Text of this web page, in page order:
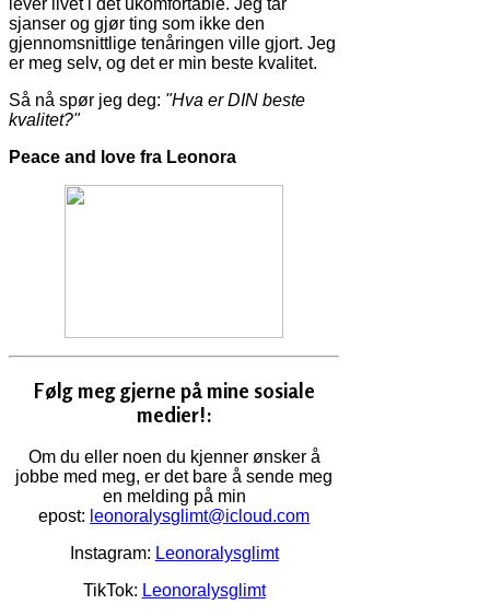
lever livet i det ukomfortable. Jeg tar
sjanser og gjør ting som ikke den
gjennomsnittlige tenåringen ville gjort. Jeg
er meg selv, og det er min beste kvalitet.
Så nå spør jeg deg: "Hva er DIN beste
kvalitet?"
Peace and love fra Leonora
Følg meg gjerne på mine sosiale
medier!:
Om du eller noen du kjenner ønsker å
jobbe med meg, er det bare å sende meg
en melding på min
epost: leonoralysglimt@icloud.com
Instagram: Leonoralysglimt
TikTok: Leonoralysglimt